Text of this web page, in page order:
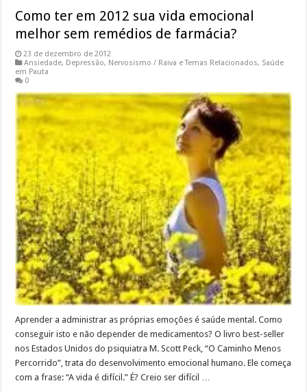
Como ter em 2012 sua vida emocional
melhor sem remédios de farmácia?
23 de dezembro de 2012
Ansiedade, Depressão, Nervosismo / Raiva e Temas Relacionados, Saúde
em Pauta
0
Aprender a administrar as próprias emoções é saúde mental. Como
conseguir isto e não depender de medicamentos? O livro best-seller
nos Estados Unidos do psiquiatra M. Scott Peck, “O Caminho Menos
Percorrido”, trata do desenvolvimento emocional humano. Ele começa
com a frase: “A vida é difícil.” É? Creio ser difícil …